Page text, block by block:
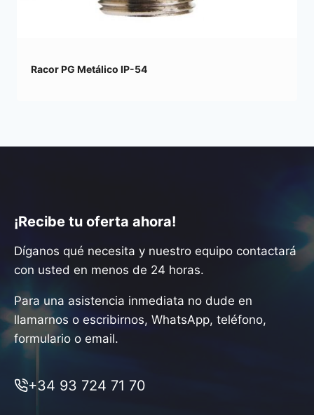
Racor PG Metálico IP-54
¡Recibe tu oferta ahora!
Díganos qué necesita y nuestro equipo contactará
con usted en menos de 24 horas.
Para una asistencia inmediata no dude en
llamarnos o escribirnos, WhatsApp, teléfono,
formulario o email.
+34 93 724 71 70